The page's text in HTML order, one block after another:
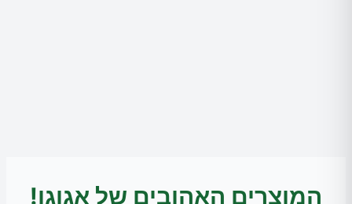
המוצרים האהובים של אגוגו!